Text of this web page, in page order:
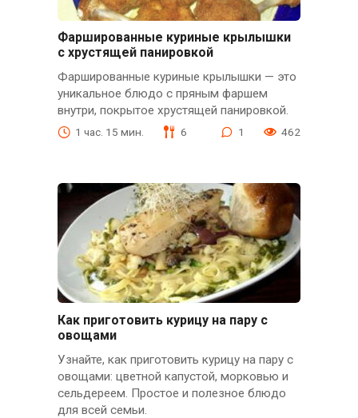
Фаршированные куриные крылышки
с хрустящей панировкой
Фаршированные куриные крылышки — это
уникальное блюдо с пряным фаршем
внутри, покрытое хрустящей панировкой.
1 час. 15 мин. 6 1 462
Как приготовить курицу на пару с
овощами
Узнайте, как приготовить курицу на пару с
овощами: цветной капустой, морковью и
сельдереем. Простое и полезное блюдо
для всей семьи.